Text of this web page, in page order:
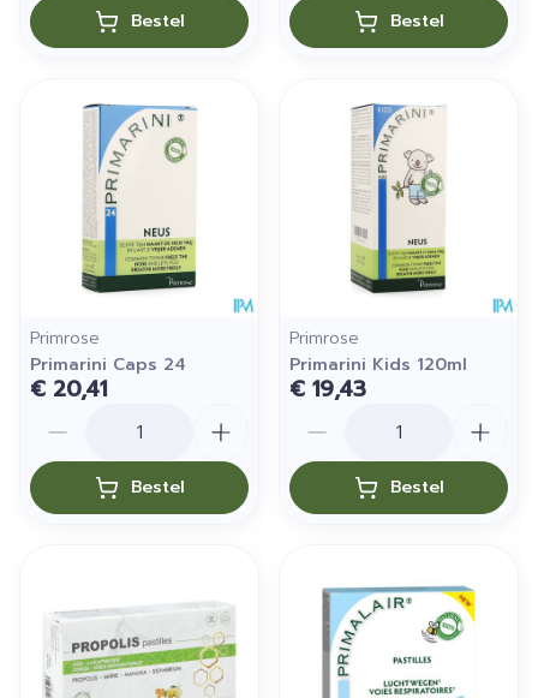
Bestel Bestel
Primrose
Primarini Caps 24
€ 20,41
Bestel
Primrose
Primarini Kids 120ml
€ 19,43
Bestel